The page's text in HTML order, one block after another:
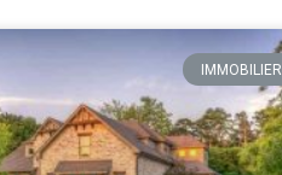
IMMOBILIER